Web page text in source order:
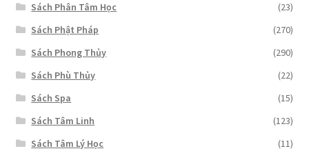
Sách Phân Tâm Học
(23)
Sách Phật Pháp
(270)
Sách Phong Thủy
(290)
Sách Phù Thủy
(22)
Sách Spa
(15)
Sách Tâm Linh
(123)
Sách Tâm Lý Học
(11)